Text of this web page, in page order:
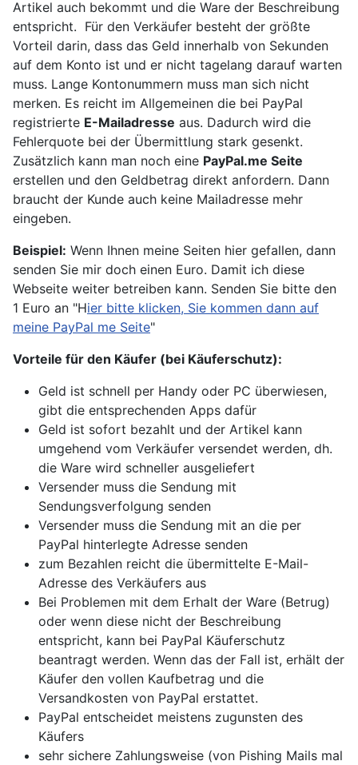
Artikel auch bekommt und die Ware der Beschreibung
entspricht. Für den Verkäufer besteht der größte
Vorteil darin, dass das Geld innerhalb von Sekunden
auf dem Konto ist und er nicht tagelang darauf warten
muss. Lange Kontonummern muss man sich nicht
merken. Es reicht im Allgemeinen die bei PayPal
registrierte E-Mailadresse aus. Dadurch wird die
Fehlerquote bei der Übermittlung stark gesenkt.
Zusätzlich kann man noch eine PayPal.me Seite
erstellen und den Geldbetrag direkt anfordern. Dann
braucht der Kunde auch keine Mailadresse mehr
eingeben.
Beispiel: Wenn Ihnen meine Seiten hier gefallen, dann
senden Sie mir doch einen Euro. Damit ich diese
Webseite weiter betreiben kann. Senden Sie bitte den
1 Euro an "Hier bitte klicken, Sie kommen dann auf
meine PayPal me Seite"
Vorteile für den Käufer (bei Käuferschutz):
Geld ist schnell per Handy oder PC überwiesen,
gibt die entsprechenden Apps dafür
Geld ist sofort bezahlt und der Artikel kann
umgehend vom Verkäufer versendet werden, dh.
die Ware wird schneller ausgeliefert
Versender muss die Sendung mit
Sendungsverfolgung senden
Versender muss die Sendung mit an die per
PayPal hinterlegte Adresse senden
zum Bezahlen reicht die übermittelte E-Mail-
Adresse des Verkäufers aus
Bei Problemen mit dem Erhalt der Ware (Betrug)
oder wenn diese nicht der Beschreibung
entspricht, kann bei PayPal Käuferschutz
beantragt werden. Wenn das der Fall ist, erhält der
Käufer den vollen Kaufbetrag und die
Versandkosten von PayPal erstattet.
PayPal entscheidet meistens zugunsten des
Käufers
sehr sichere Zahlungsweise (von Pishing Mails mal